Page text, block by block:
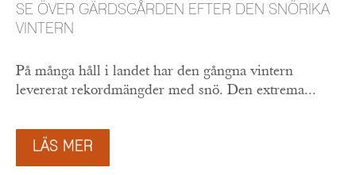
SE ÖVER GÄRDSGÅRDEN EFTER DEN SNÖRIKA
VINTERN
På många håll i landet har den gångna vintern
levererat rekordmängder med snö. Den extrema...
LÄS MER